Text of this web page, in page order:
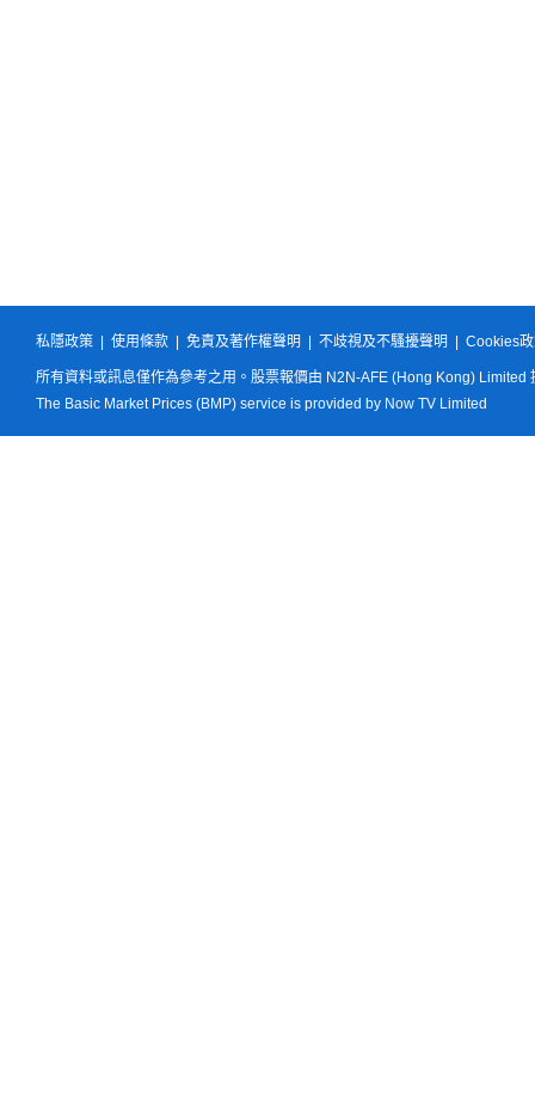
私隱政策 使用條款 免責及著作權聲明 不歧視及不騷擾聲明 Cookies
所有資料或訊息僅作為參考之用。股票報價由 N2N-AFE (Hong Kong) Limited
The Basic Market Prices (BMP) service is provided by Now TV Limited